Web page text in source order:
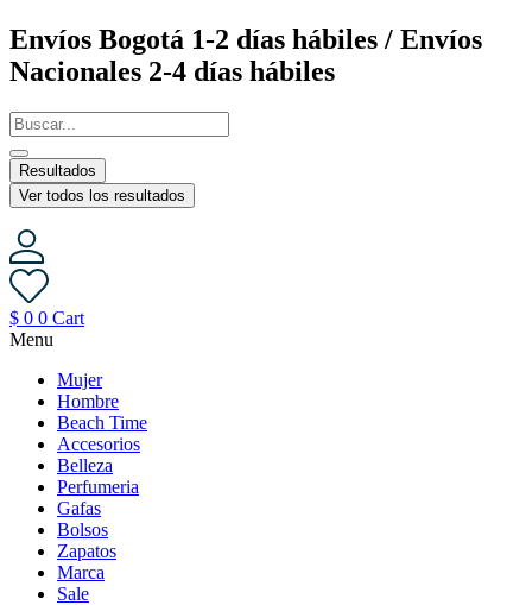
Saltar
al
contenido
Envíos Bogotá 1-2 días hábiles / Envíos
Nacionales 2-4 días hábiles
Resultados
Ver todos los resultados
$ 0 0 Cart
Menu
Mujer
Hombre
Beach Time
Accesorios
Belleza
Perfumeria
Gafas
Bolsos
Zapatos
Marca
Sale